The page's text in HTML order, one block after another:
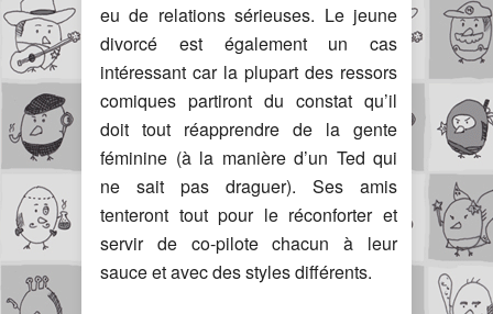
eu de relations sérieuses. Le jeune
divorcé est également un cas
intéressant car la plupart des ressors
comiques partiront du constat qu’il
doit tout réapprendre de la gente
féminine (à la manière d’un Ted qui
ne sait pas draguer). Ses amis
tenteront tout pour le réconforter et
servir de co-pilote chacun à leur
sauce et avec des styles différents.